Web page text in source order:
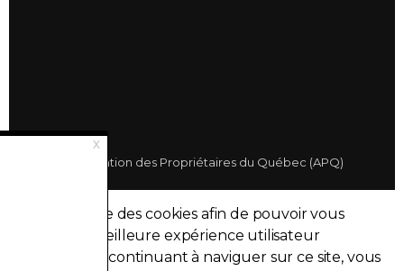
© 2026 Association des Propriétaires du Québec (APQ)
Ce site utilise des cookies afin de pouvoir vous
fournir la meilleure expérience utilisateur
possible. En continuant à naviguer sur ce site, vous